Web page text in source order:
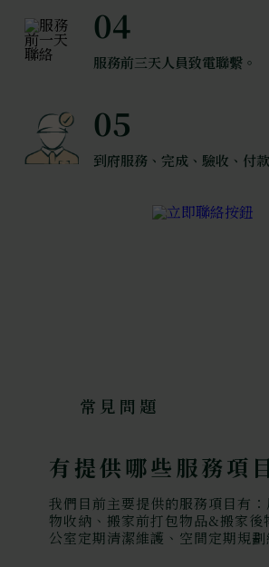
04
服務前三天人員致電聯繫。
05
到府服務、完成、驗收、付款
常見問題
有提供哪些服務項
我們目前主要提供的服務項目有
物收納、搬家前打包物品&搬家後
公室定期清潔維護、空間定期規